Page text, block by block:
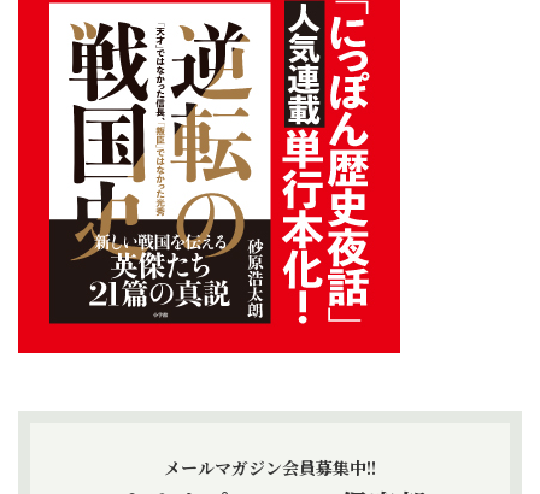
メールマガジン会員募集中!!